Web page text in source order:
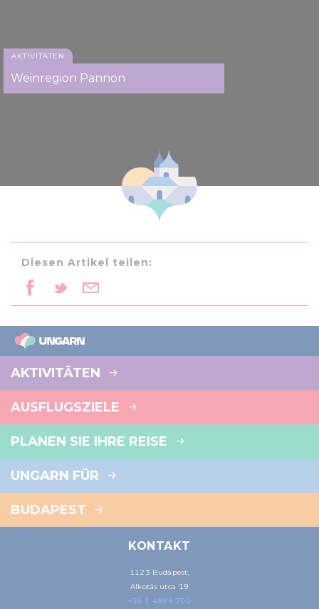
AKTIVITÄTEN
Weinregion Pannon
Diesen Artikel teilen:
AKTIVITÄTEN
AUSFLUGSZIELE
PLANEN SIE IHRE REISE
UNGARN FÜR
BUDAPEST
KONTAKT
1123 Budapest,
Alkotás utca 19
+36 1 4888 700